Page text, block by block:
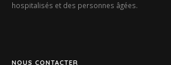
hospitalisés et des personnes âgées.
NOUS CONTACTER